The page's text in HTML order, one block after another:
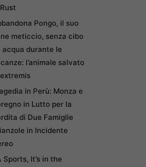
Pongo, il suo
meticcio, senza cibo
acqua durante le
l’animale salvato
in Perù: Monza e
in Lutto per la
di Due Famiglie
in Incidente
Sports, It’s in the